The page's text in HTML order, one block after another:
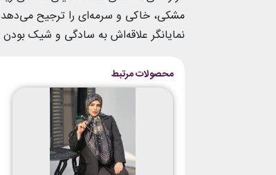
مشکی، خاکی و سرمه‌ای را ترجیح می‌دهد
نمایانگر علاقه‌اش به سادگی و شیک
محصولات مرتبط